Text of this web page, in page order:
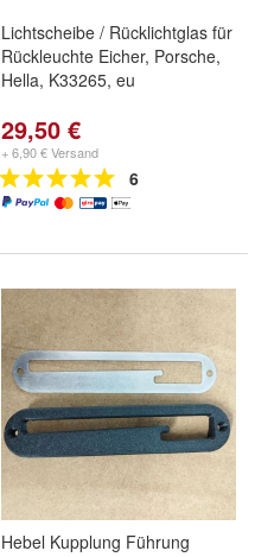
Lichtscheibe / Rücklichtglas für
Rückleuchte Eicher, Porsche,
Hella, K33265, eu
29,50 €
+ 6,90 € Versand
6
Hebel Kupplung Führung